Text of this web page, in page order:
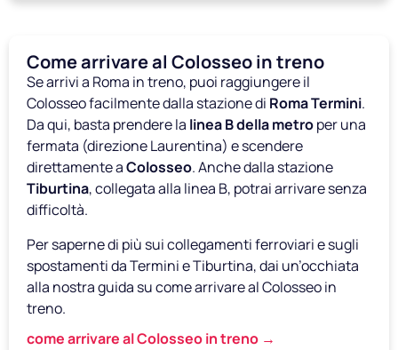
Come arrivare al Colosseo in treno
Se arrivi a Roma in treno, puoi raggiungere il
Colosseo facilmente dalla stazione di Roma Termini.
Da qui, basta prendere la linea B della metroper una
fermata (direzione Laurentina) e scendere
direttamente aColosseo. Anche dalla stazione
Tiburtina, collegata alla linea B, potrai arrivare senza
difficoltà.
Per saperne di più sui collegamenti ferroviari e sugli
spostamenti da Termini e Tiburtina, dai un’occhiata
alla nostra guida su come arrivare al Colosseo in
treno.
come arrivare al Colosseo in treno →